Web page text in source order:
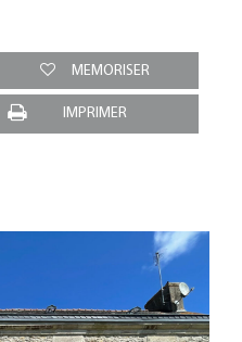
MEMORISER
IMPRIMER